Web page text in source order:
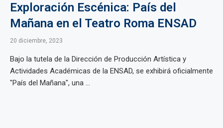
Exploración Escénica: País del
Mañana en el Teatro Roma ENSAD
20 diciembre, 2023
Bajo la tutela de la Dirección de Producción Artística y
Actividades Académicas de la ENSAD, se exhibirá oficialmente
"País del Mañana", una ...